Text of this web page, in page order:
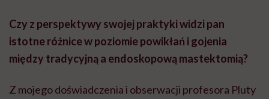
Czy z perspektywy swojej praktyki widzi pan
istotne różnice w poziomie powikłań i gojenia
między tradycyjną a endoskopową mastektomią?
Z mojego doświadczenia i obserwacji profesora Pluty